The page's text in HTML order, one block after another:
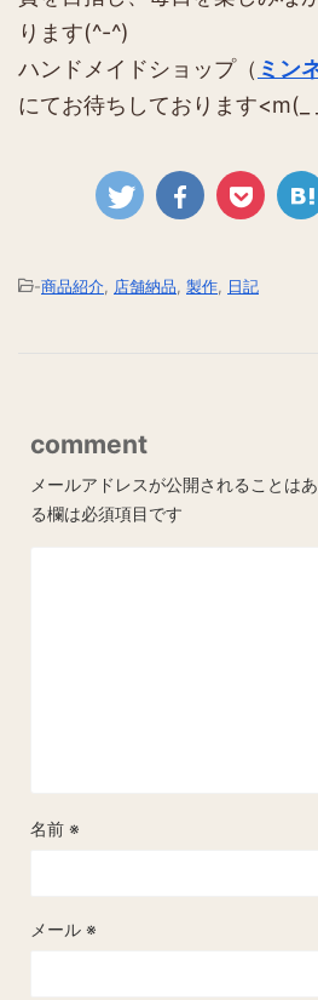
ります(^-^)
ハンドメイドショップ（ ミン
にてお待ちしております<m(_
-商品紹介 店舗納品 製作 日記
comment
メールアドレスが公開されることはあ
る欄は必須項目です
名前 ※
メール ※